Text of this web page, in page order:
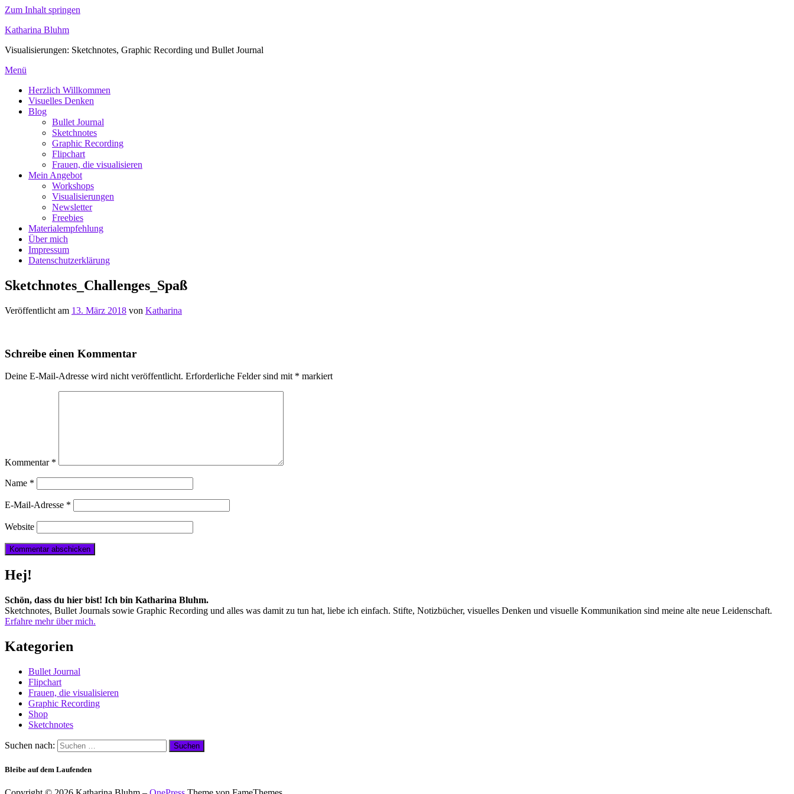
Zum Inhalt springen
Katharina Bluhm
Visualisierungen: Sketchnotes, Graphic Recording und Bullet Journal
Menü
Herzlich Willkommen
Visuelles Denken
Blog
Bullet Journal
Sketchnotes
Graphic Recording
Flipchart
Frauen, die visualisieren
Mein Angebot
Workshops
Visualisierungen
Newsletter
Freebies
Materialempfehlung
Über mich
Impressum
Datenschutzerklärung
Sketchnotes_Challenges_Spaß
Veröffentlicht am 13. März 2018 von Katharina
Schreibe einen Kommentar
Deine E-Mail-Adresse wird nicht veröffentlicht. Erforderliche Felder sind mit * markiert
Kommentar *
Name *
E-Mail-Adresse *
Website
Hej!
Schön, dass du hier bist! Ich bin Katharina Bluhm.
Sketchnotes, Bullet Journals sowie Graphic Recording und alles was damit zu tun hat, liebe ich einfach. Stifte, Notizbücher, visuelles Denken und visuelle Kommunikation sind meine alte neue Leidenschaft.
Erfahre mehr über mich.
Kategorien
Bullet Journal
Flipchart
Frauen, die visualisieren
Graphic Recording
Shop
Sketchnotes
Suchen nach:
Bleibe auf dem Laufenden